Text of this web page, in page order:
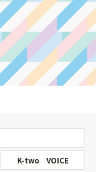
K-two VOICE